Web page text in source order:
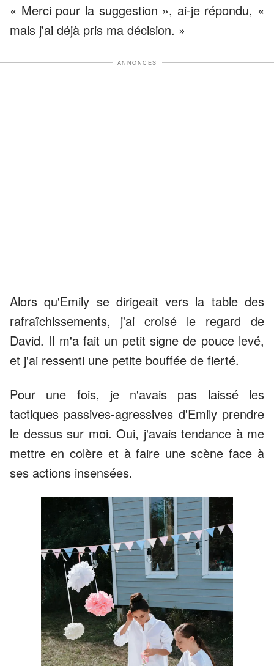
« Merci pour la suggestion », ai-je répondu, «
mais j'ai déjà pris ma décision. »
ANNONCES
Alors qu'Emily se dirigeait vers la table des
rafraîchissements, j'ai croisé le regard de
David. Il m'a fait un petit signe de pouce levé,
et j'ai ressenti une petite bouffée de fierté.
Pour une fois, je n'avais pas laissé les
tactiques passives-agressives d'Emily prendre
le dessus sur moi. Oui, j'avais tendance à me
mettre en colère et à faire une scène face à
ses actions insensées.